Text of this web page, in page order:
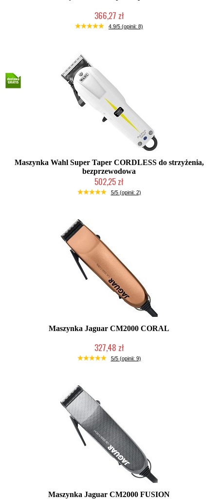
366,27 zł
Mała ilość (wysyłka w 24h)
4.9/5 (opinii: 8)
Maszynka Wahl Super Taper CORDLESS do strzyżenia,
bezprzewodowa
502,25 zł
Duża ilość (wysyłka w 24h)
5/5 (opinii: 2)
Maszynka Jaguar CM2000 CORAL
327,48 zł
Duża ilość (wysyłka w 24h)
5/5 (opinii: 9)
Maszynka Jaguar CM2000 FUSION